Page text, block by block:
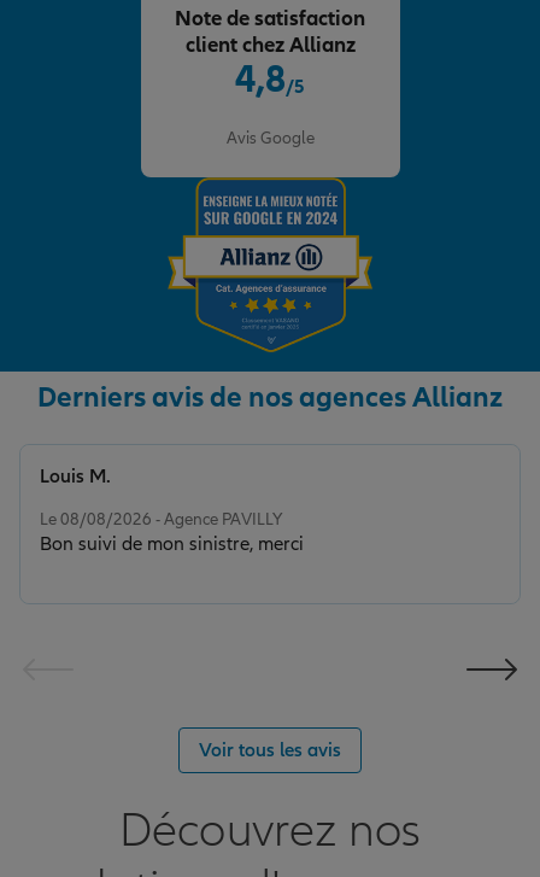
Protection juridique
Tous nos devis d'assurance
4,8/5
Avis Google
Note de satisfaction
client chez Allianz
Derniers avis de nos agences Allianz
Le 08/08/2026 - Agence PAVILLY
Bon suivi de mon sinistre, merci
Louis M.
Voir tous les avis
Découvrez nos